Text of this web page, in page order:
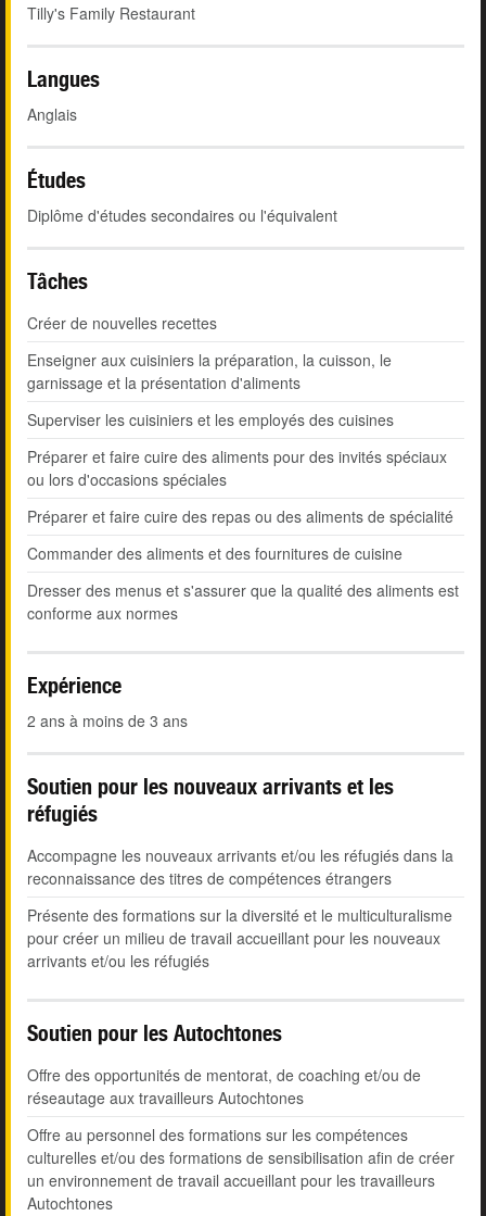
Tilly's Family Restaurant
Langues
Anglais
Études
Diplôme d'études secondaires ou l'équivalent
Tâches
Créer de nouvelles recettes
Enseigner aux cuisiniers la préparation, la cuisson, le
garnissage et la présentation d'aliments
Superviser les cuisiniers et les employés des cuisines
Préparer et faire cuire des aliments pour des invités spéciaux
ou lors d'occasions spéciales
Préparer et faire cuire des repas ou des aliments de spécialité
Commander des aliments et des fournitures de cuisine
Dresser des menus et s'assurer que la qualité des aliments est
conforme aux normes
Expérience
2 ans à moins de 3 ans
Soutien pour les nouveaux arrivants et les
réfugiés
Accompagne les nouveaux arrivants et/ou les réfugiés dans la
reconnaissance des titres de compétences étrangers
Présente des formations sur la diversité et le multiculturalisme
pour créer un milieu de travail accueillant pour les nouveaux
arrivants et/ou les réfugiés
Soutien pour les Autochtones
Offre des opportunités de mentorat, de coaching et/ou de
réseautage aux travailleurs Autochtones
Offre au personnel des formations sur les compétences
culturelles et/ou des formations de sensibilisation afin de créer
un environnement de travail accueillant pour les travailleurs
Autochtones